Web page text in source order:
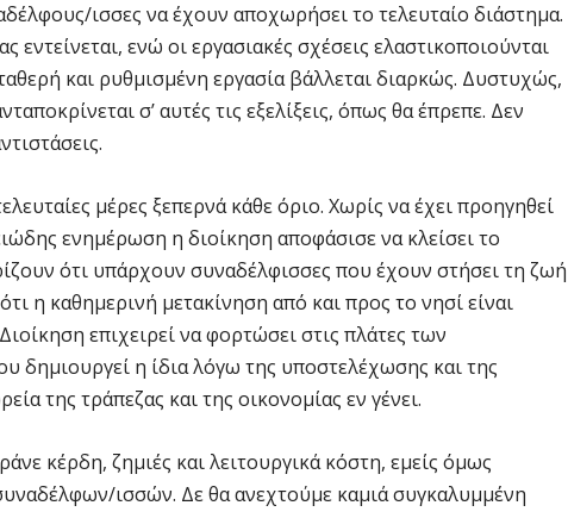
ισσες να έχουν αποχωρήσει το τελευταίο διάστημα.
εντείνεται, ενώ οι εργασιακές σχέσεις ελαστικοποιούνται
και ρυθμισμένη εργασία βάλλεται διαρκώς. Δυστυχώς,
σ’ αυτές τις εξελίξεις, όπως θα έπρεπε. Δεν
μέρες ξεπερνά κάθε όριο. Χωρίς να έχει προηγηθεί
ενημέρωση η διοίκηση αποφάσισε να κλείσει το
ότι υπάρχουν συναδέλφισσες που έχουν στήσει τη ζωή
η καθημερινή μετακίνηση από και προς το νησί είναι
επιχειρεί να φορτώσει στις πλάτες των
δημιουργεί η ίδια λόγω της υποστελέχωσης και της
της τράπεζας και της οικονομίας εν γένει.
κέρδη, ζημιές και λειτουργικά κόστη, εμείς όμως
ισσών. Δε θα ανεχτούμε καμιά συγκαλυμμένη